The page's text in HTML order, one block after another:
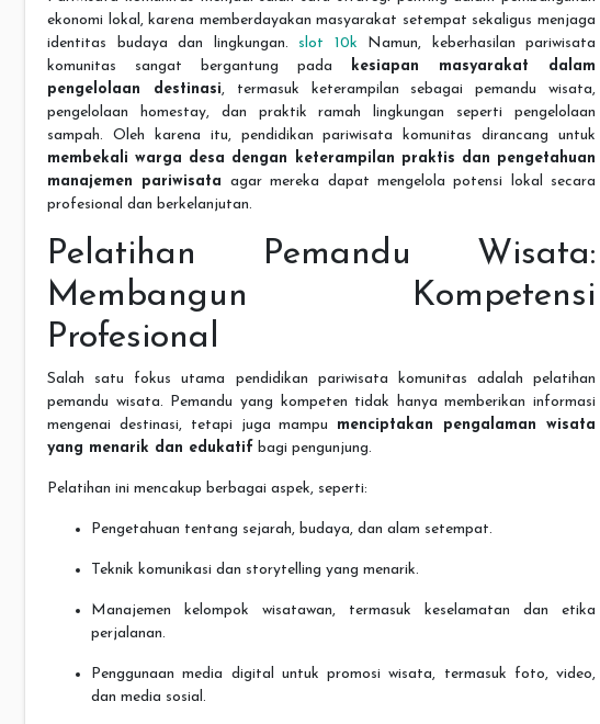
ekonomi lokal, karena memberdayakan masyarakat setempat sekaligus menjaga
identitas budaya dan lingkungan. slot 10k Namun, keberhasilan pariwisata
komunitas sangat bergantung pada
kesiapan masyarakat dalam
pengelolaan destinasi, termasuk keterampilan sebagai pemandu wisata,
pengelolaan homestay, dan praktik ramah lingkungan seperti pengelolaan
sampah. Oleh karena itu, pendidikan pariwisata komunitas dirancang untuk
membekali warga desa dengan keterampilan praktis dan pengetahuan
manajemen pariwisata agar mereka dapat mengelola potensi lokal secara
profesional dan berkelanjutan.
Pelatihan Pemandu Wisata:
Membangun Kompetensi
Profesional
Salah satu fokus utama pendidikan pariwisata komunitas adalah pelatihan
pemandu wisata. Pemandu yang kompeten tidak hanya memberikan informasi
mengenai destinasi, tetapi juga mampu menciptakan pengalaman wisata
yang menarik dan edukatif bagi pengunjung.
Pelatihan ini mencakup berbagai aspek, seperti:
Pengetahuan tentang sejarah, budaya, dan alam setempat.
Teknik komunikasi dan storytelling yang menarik.
Manajemen kelompok wisatawan, termasuk keselamatan dan etika
perjalanan.
Penggunaan media digital untuk promosi wisata, termasuk foto, video,
dan media sosial.